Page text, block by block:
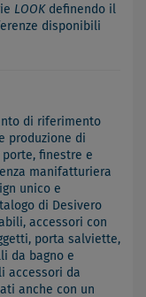
LOOKdefinendo il
disponibili
di riferimento
produzione di
finestre e
manifatturiera
unico e
di Desivero
accessori con
porta salviette,
da bagno e
accessori da
anche con un